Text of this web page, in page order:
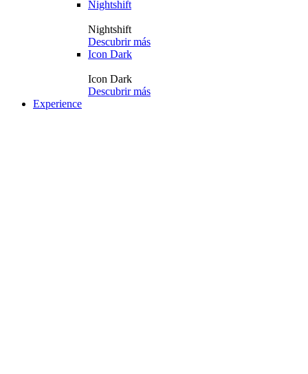
Nightshift
Nightshift
Descubrir más
Icon Dark
Icon Dark
Descubrir más
Experience